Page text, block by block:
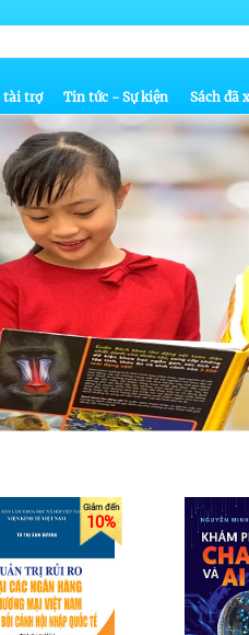
tài trợ Tin tức - Sự kiện Sách đã
10%